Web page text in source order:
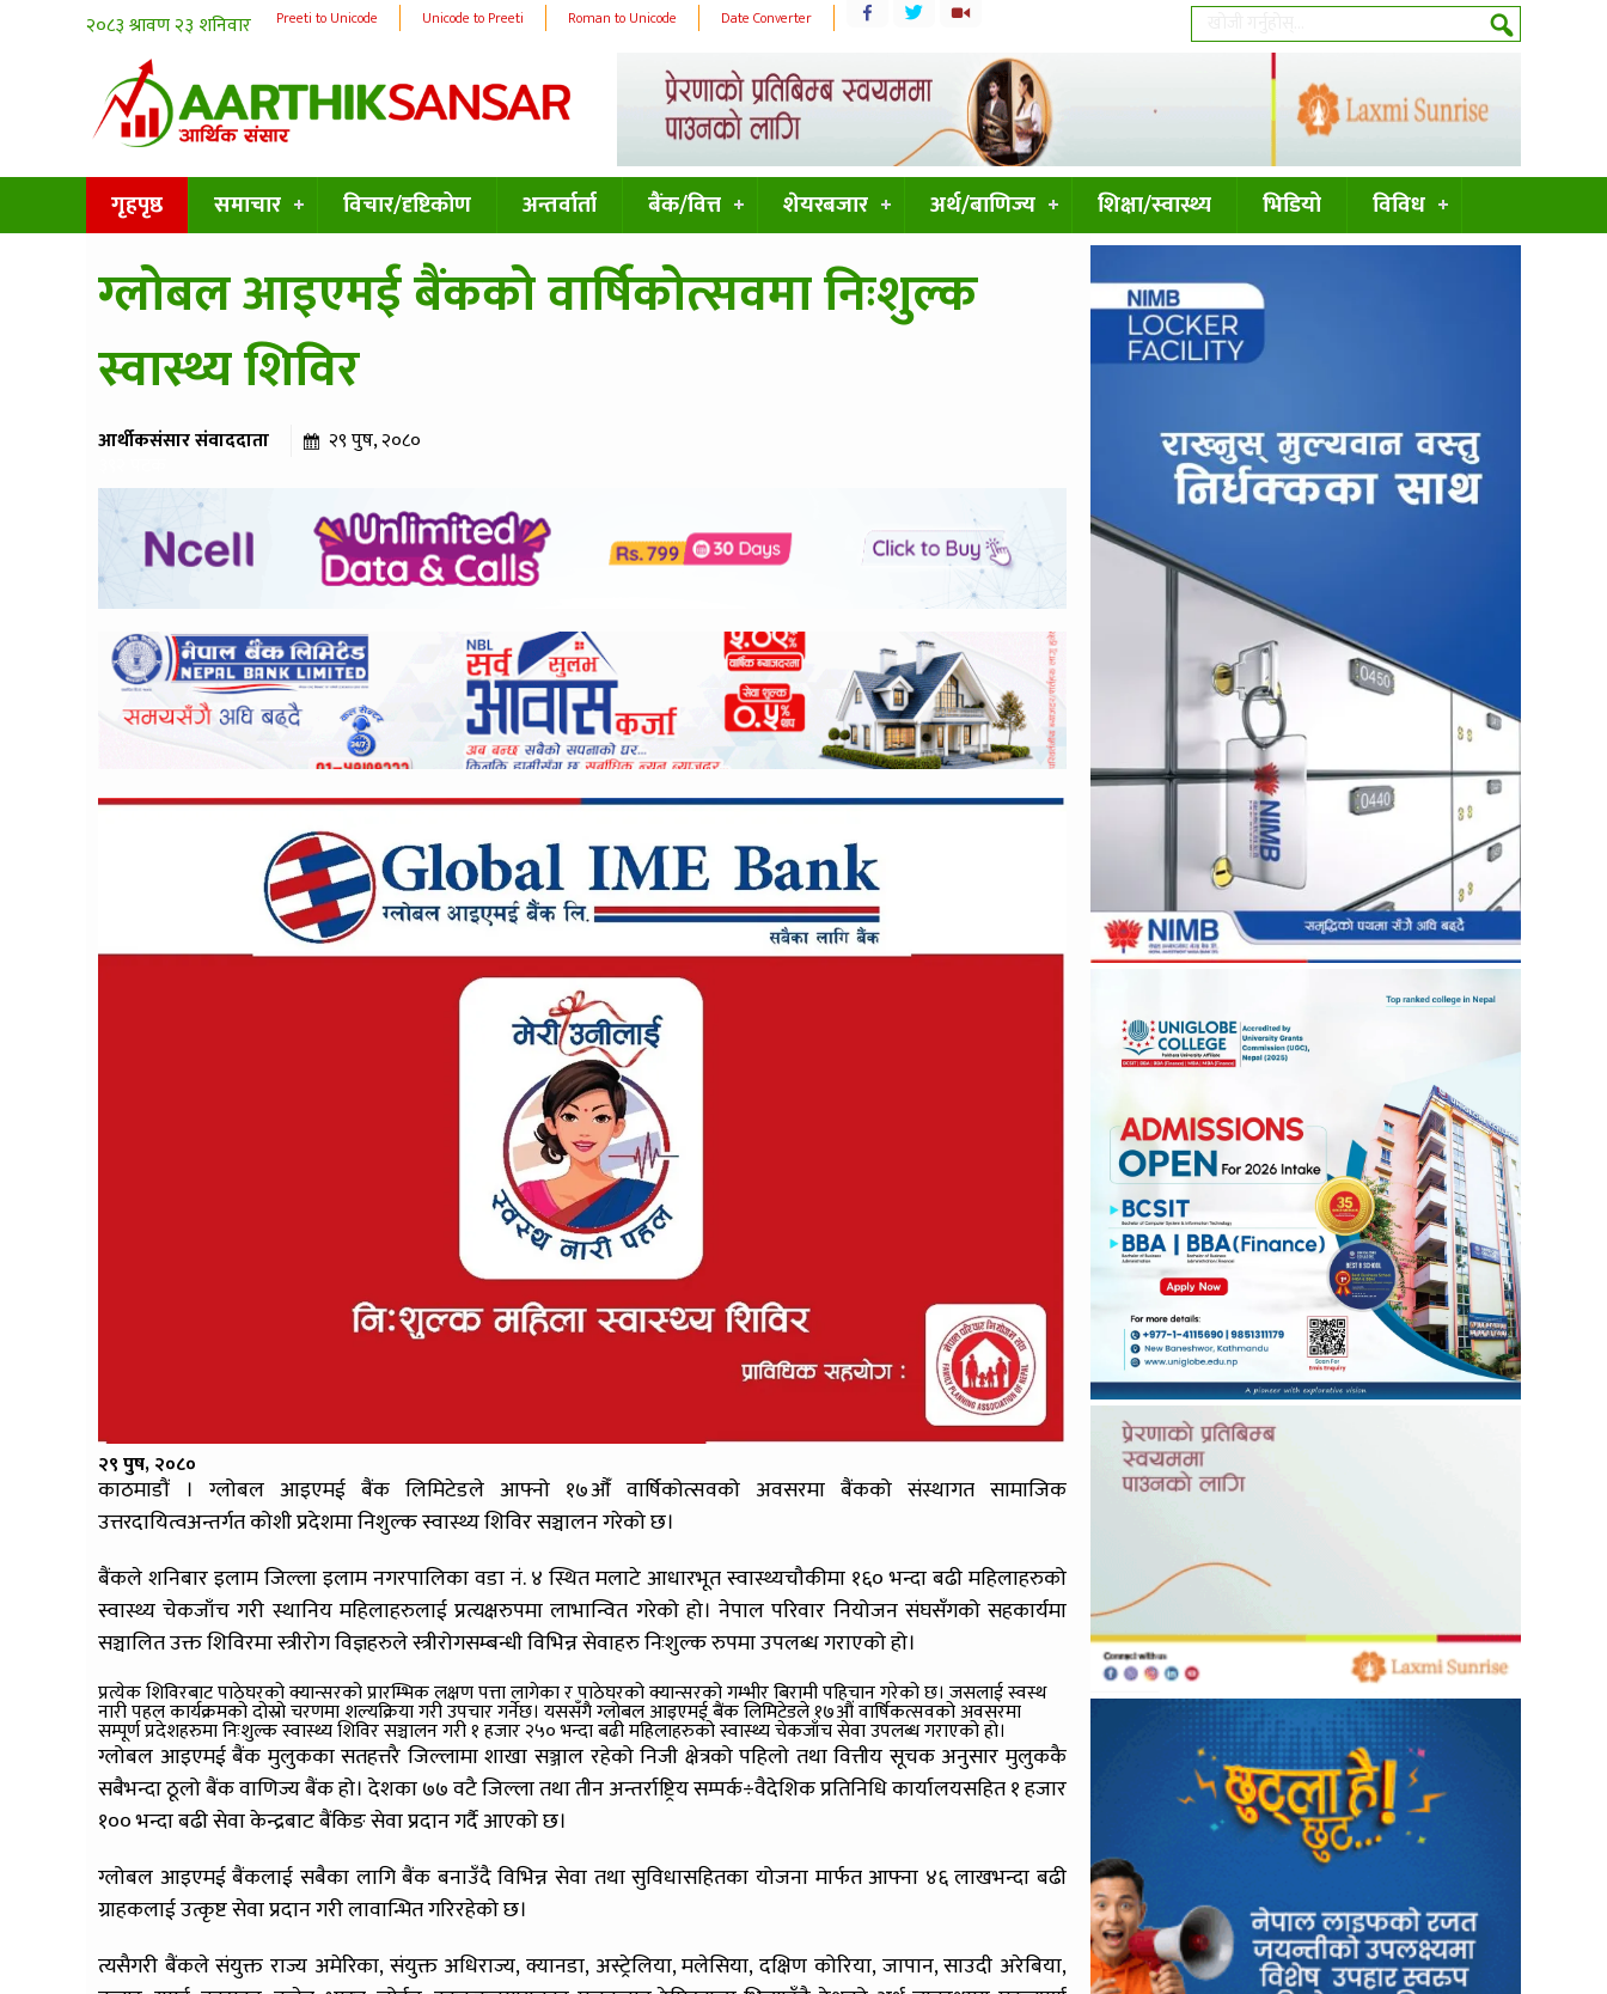
Preeti to Unicode Unicode to Preeti Roman to Unicode Date Converter
गृहपृष्ठ समाचार विचार/दृष्टिकोण अन्तर्वार्ता बैंक/वित्त शेयरबजार अर्थ/बाणिज्य शिक्षा/स्वास्थ्य भिडियो विविध
ग्लोबल आइएमई बैंकको वार्षिकोत्सवमा निःशुल्क
स्वास्थ्य शिविर
आर्थीकसंसार संवाददाता २९ पुष, २०८०
२९ पुष, २०८०
काठमाडौं । ग्लोबल आइएमई बैंक लिमिटेडले आफ्नो १७औँ वार्षिकोत्सवको अवसरमा बैंकको संस्थागत सामाजिक
उत्तरदायित्वअन्तर्गत कोशी प्रदेशमा निशुल्क स्वास्थ्य शिविर सञ्चालन गरेको छ।
बैंकले शनिबार इलाम जिल्ला इलाम नगरपालिका वडा नं. ४ स्थित मलाटे आधारभूत स्वास्थ्यचौकीमा १६० भन्दा बढी महिलाहरुको
स्वास्थ्य चेकजाँच गरी स्थानिय महिलाहरुलाई प्रत्यक्षरुपमा लाभान्वित गरेको हो। नेपाल परिवार नियोजन संघसँगको सहकार्यमा
सञ्चालित उक्त शिविरमा स्त्रीरोग विज्ञहरुले स्त्रीरोगसम्बन्धी विभिन्न सेवाहरु निःशुल्क रुपमा उपलब्ध गराएको हो।
प्रत्येक शिविरबाट पाठेघरको क्यान्सरको प्रारम्भिक लक्षण पत्ता लागेका र पाठेघरको क्यान्सरको गम्भीर बिरामी पहिचान गरेको छ। जसलाई स्वस्थ
नारी पहल कार्यक्रमको दोस्रो चरणमा शल्यक्रिया गरी उपचार गर्नेछ। यससँगै ग्लोबल आइएमई बैंक लिमिटेडले १७औं वार्षिकत्सवको अवसरमा
सम्पूर्ण प्रदेशहरुमा निःशुल्क स्वास्थ्य शिविर सञ्चालन गरी १ हजार २५० भन्दा बढी महिलाहरुको स्वास्थ्य चेकजाँच सेवा उपलब्ध गराएको हो।
ग्लोबल आइएमई बैंक मुलुकका सतहत्तरै जिल्लामा शाखा सञ्जाल रहेको निजी क्षेत्रको पहिलो तथा वित्तीय सूचक अनुसार मुलुककै
सबैभन्दा ठूलो बैंक वाणिज्य बैंक हो। देशका ७७ वटै जिल्ला तथा तीन अन्तर्राष्ट्रिय सम्पर्क÷वैदेशिक प्रतिनिधि कार्यालयसहित १ हजार
१०० भन्दा बढी सेवा केन्द्रबाट बैंकिङ सेवा प्रदान गर्दै आएको छ।
ग्लोबल आइएमई बैंकलाई सबैका लागि बैंक बनाउँदै विभिन्न सेवा तथा सुविधासहितका योजना मार्फत आफ्ना ४६ लाखभन्दा बढी
ग्राहकलाई उत्कृष्ट सेवा प्रदान गरी लावान्भित गरिरहेको छ।
त्यसैगरी बैंकले संयुक्त राज्य अमेरिका, संयुक्त अधिराज्य, क्यानडा, अस्ट्रेलिया, मलेसिया, दक्षिण कोरिया, जापान, साउदी अरेबिया,